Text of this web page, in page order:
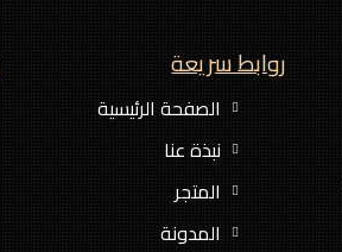
روابط سريعة
الصفحة الرئيسية
نبذة عنا
المتجر
المدونة